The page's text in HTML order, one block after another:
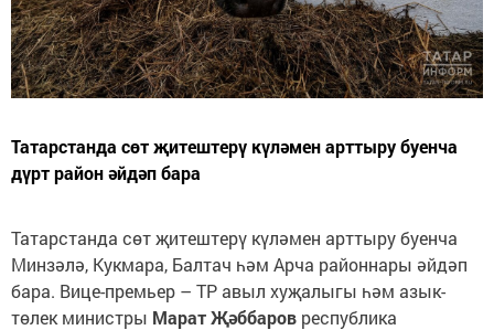
Татарстанда сөт җитештерү күләмен арттыру буенча
дүрт район әйдәп бара
Татарстанда сөт җитештерү күләмен арттыру буенча
Минзәлә, Кукмара, Балтач һәм Арча районнары әйдәп
бара. Вице-премьер – ТР авыл хуҗалыгы һәм азык-
төлек министры Марат Җәббаров республика